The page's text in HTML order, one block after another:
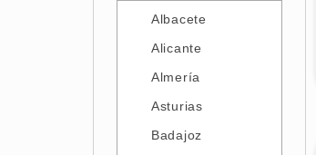
Albacete
Alicante
Almería
Asturias
Badajoz